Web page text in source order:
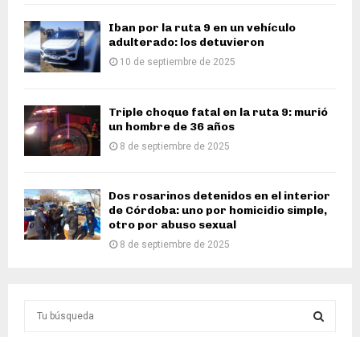
Iban por la ruta 9 en un vehículo
adulterado: los detuvieron
10 de septiembre de 2025
Triple choque fatal en la ruta 9: murió
un hombre de 36 años
8 de septiembre de 2025
Dos rosarinos detenidos en el interior
de Córdoba: uno por homicidio simple,
otro por abuso sexual
8 de septiembre de 2025